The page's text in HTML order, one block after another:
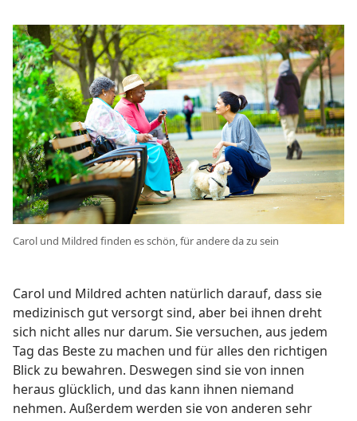
Carol und Mildred finden es schön, für andere da zu sein
Carol und Mildred achten natürlich darauf, dass sie
medizinisch gut versorgt sind, aber bei ihnen dreht
sich nicht alles nur darum. Sie versuchen, aus jedem
Tag das Beste zu machen und für alles den richtigen
Blick zu bewahren. Deswegen sind sie von innen
heraus glücklich, und das kann ihnen niemand
nehmen. Außerdem werden sie von anderen sehr